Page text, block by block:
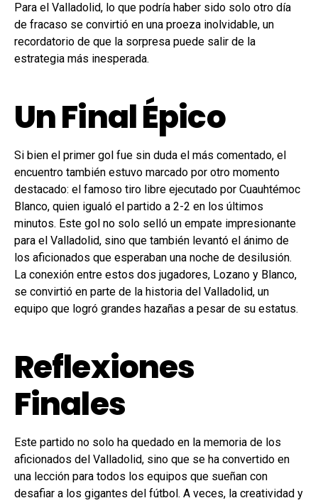
Para el Valladolid, lo que podría haber sido solo otro día
de fracaso se convirtió en una proeza inolvidable, un
recordatorio de que la sorpresa puede salir de la
estrategia más inesperada.
Un Final Épico
Si bien el primer gol fue sin duda el más comentado, el
encuentro también estuvo marcado por otro momento
destacado: el famoso tiro libre ejecutado por Cuauhtémoc
Blanco, quien igualó el partido a 2-2 en los últimos
minutos. Este gol no solo selló un empate impresionante
para el Valladolid, sino que también levantó el ánimo de
los aficionados que esperaban una noche de desilusión.
La conexión entre estos dos jugadores, Lozano y Blanco,
se convirtió en parte de la historia del Valladolid, un
equipo que logró grandes hazañas a pesar de su estatus.
Reflexiones
Finales
Este partido no solo ha quedado en la memoria de los
aficionados del Valladolid, sino que se ha convertido en
una lección para todos los equipos que sueñan con
desafiar a los gigantes del fútbol. A veces, la creatividad y